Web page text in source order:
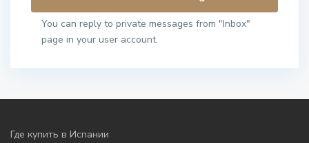
You can reply to private messages from "Inbox"
page in your user account.
Где купить в Испании